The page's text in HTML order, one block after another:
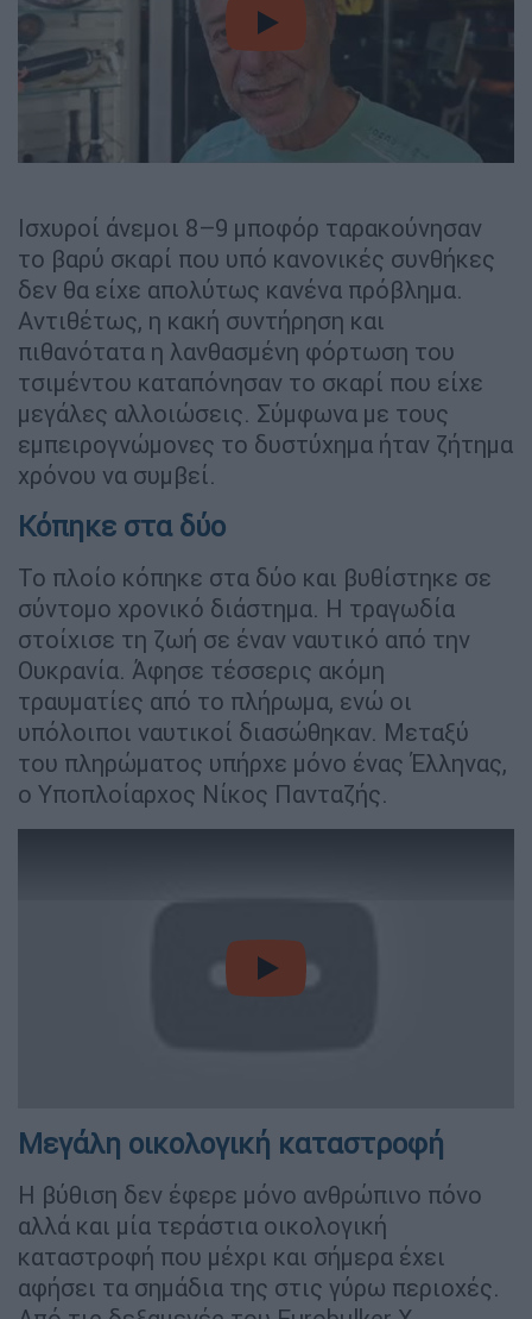
video
Ισχυροί άνεμοι 8–9 μποφόρ ταρακούνησαν
το βαρύ σκαρί που υπό κανονικές συνθήκες
δεν θα είχε απολύτως κανένα πρόβλημα.
Αντιθέτως, η κακή συντήρηση και
πιθανότατα η λανθασμένη φόρτωση του
τσιμέντου καταπόνησαν το σκαρί που είχε
μεγάλες αλλοιώσεις. Σύμφωνα με τους
εμπειρογνώμονες το δυστύχημα ήταν ζήτημα
χρόνου να συμβεί.
Κόπηκε στα δύο
Το πλοίο κόπηκε στα δύο και βυθίστηκε σε
σύντομο χρονικό διάστημα. Η τραγωδία
στοίχισε τη ζωή σε έναν ναυτικό από την
Ουκρανία. Άφησε τέσσερις ακόμη
τραυματίες από το πλήρωμα, ενώ οι
υπόλοιποι ναυτικοί διασώθηκαν. Μεταξύ
του πληρώματος υπήρχε μόνο ένας Έλληνας,
ο Υποπλοίαρχος Νίκος Πανταζής.
video
Mεγάλη οικολογική καταστροφή
Η βύθιση δεν έφερε μόνο ανθρώπινο πόνο
αλλά και μία τεράστια οικολογική
καταστροφή που μέχρι και σήμερα έχει
αφήσει τα σημάδια της στις γύρω περιοχές.